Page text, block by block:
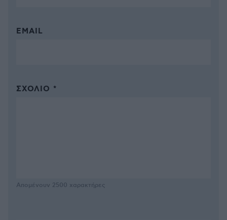
EMAIL
ΣΧΌΛΙΟ *
Απομένουν 2500 χαρακτήρες